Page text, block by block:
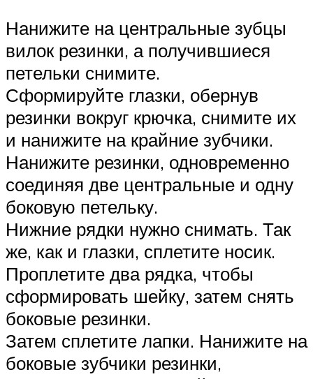
Нанижите на центральные зубцы
вилок резинки, а получившиеся
петельки снимите.
Сформируйте глазки, обернув
резинки вокруг крючка, снимите их
и нанижите на крайние зубчики.
Нанижите резинки, одновременно
соединяя две центральные и одну
боковую петельку.
Нижние рядки нужно снимать. Так
же, как и глазки, сплетите носик.
Проплетите два рядка, чтобы
сформировать шейку, затем снять
боковые резинки.
Затем сплетите лапки. Нанижите на
боковые зубчики резинки,